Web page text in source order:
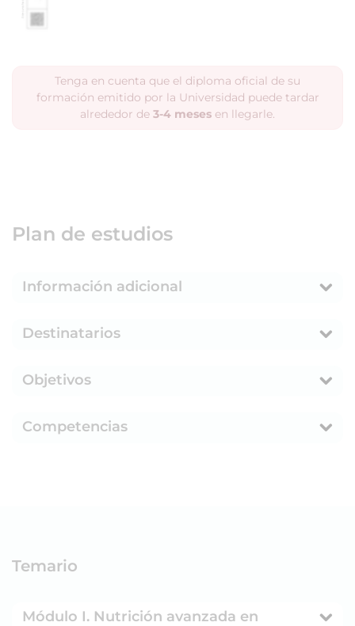
Tenga en cuenta que el diploma oficial de su
formación emitido por la Universidad puede tardar
alrededor de 3-4 meses en llegarle.
Plan de estudios
Información adicional
Destinatarios
Objetivos
Competencias
Temario
Módulo I. Nutrición avanzada en